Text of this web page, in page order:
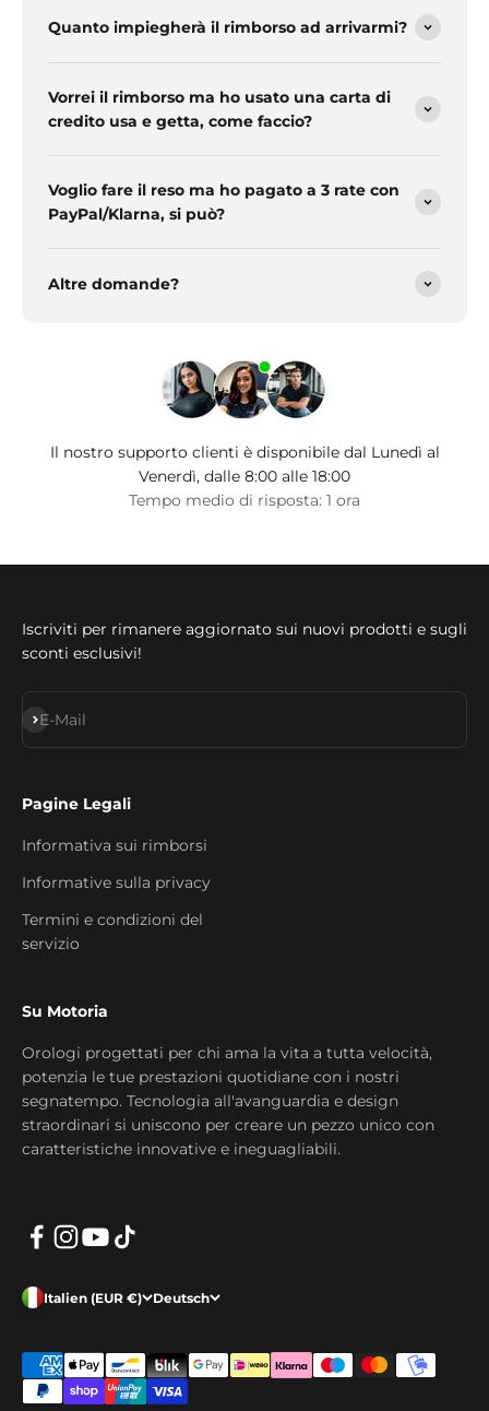
Quanto impiegherà il rimborso ad arrivarmi?
Vorrei il rimborso ma ho usato una carta di
credito usa e getta, come faccio?
Voglio fare il reso ma ho pagato a 3 rate con
PayPal/Klarna, si può?
Altre domande?
Il nostro supporto clienti è disponibile dal Lunedì al
Venerdì, dalle 8:00 alle 18:00
Tempo medio di risposta: 1 ora
Iscriviti per rimanere aggiornato sui nuovi prodotti e sugli
sconti esclusivi!
E-Mail
Abonnieren
Pagine Legali
Informativa sui rimborsi
Informative sulla privacy
Termini e condizioni del
servizio
Su Motoria
Orologi progettati per chi ama la vita a tutta velocità,
potenzia le tue prestazioni quotidiane con i nostri
segnatempo. Tecnologia all'avanguardia e design
straordinari si uniscono per creare un pezzo unico con
caratteristiche innovative e ineguagliabili.
Italien (EUR €) Deutsch